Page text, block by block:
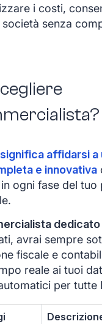
i costi,
senza
significa affidarsi a
e innovativa
ogni fase del tuo
dedicato
avrai sempre
fiscale e
reale ai tuoi
per tutte